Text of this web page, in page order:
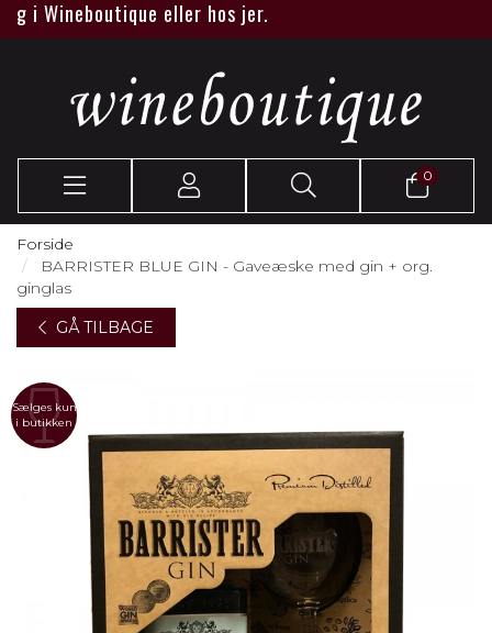
Wineboutique eller hos jer.
0
Forside
BARRISTER BLUE GIN - Gaveæske med gin + org.
ginglas
GÅ TILBAGE
Sælges kun
i butikken